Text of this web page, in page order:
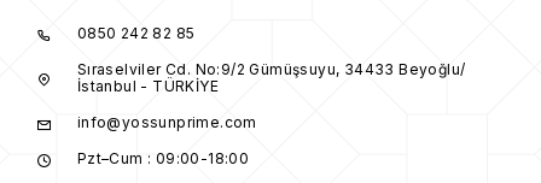
0850 242 82 85
Sıraselviler Cd. No:9/2 Gümüşsuyu, 34433 Beyoğlu/
İstanbul - TÜRKİYE
info@yossunprime.com
Pzt–Cum : 09:00-18:00